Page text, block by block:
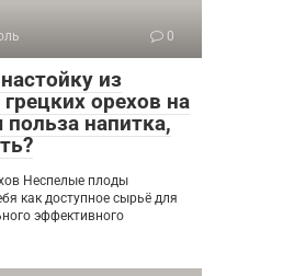
0
из
орехов на
польза напитка,
Неспелые плоды
как доступное сырьё для
эффективного